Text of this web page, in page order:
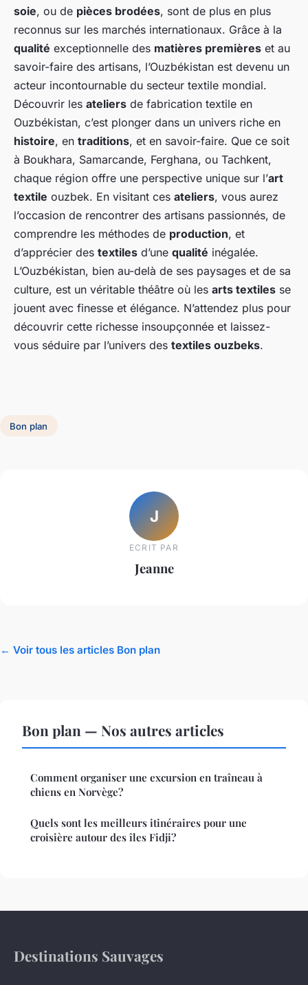
soie, ou de pièces brodées, sont de plus en plus
reconnus sur les marchés internationaux. Grâce à la
qualité exceptionnelle des matières premières et au
savoir-faire des artisans, l’Ouzbékistan est devenu un
acteur incontournable du secteur textile mondial.
Découvrir les ateliers de fabrication textile en
Ouzbékistan, c’est plonger dans un univers riche en
histoire, en traditions, et en savoir-faire. Que ce soit
à Boukhara, Samarcande, Ferghana, ou Tachkent,
chaque région offre une perspective unique sur l’art
textile ouzbek. En visitant ces ateliers, vous aurez
l’occasion de rencontrer des artisans passionnés, de
comprendre les méthodes de production, et
d’apprécier des textiles d’une qualité inégalée.
L’Ouzbékistan, bien au-delà de ses paysages et de sa
culture, est un véritable théâtre où les arts textiles se
jouent avec finesse et élégance. N’attendez plus pour
découvrir cette richesse insoupçonnée et laissez-
vous séduire par l’univers des textiles ouzbeks.
Bon plan
J
ECRIT PAR
Jeanne
← Voir tous les articles Bon plan
Bon plan — Nos autres articles
Comment organiser une excursion en traîneau à
chiens en Norvège?
Quels sont les meilleurs itinéraires pour une
croisière autour des îles Fidji?
Destinations Sauvages